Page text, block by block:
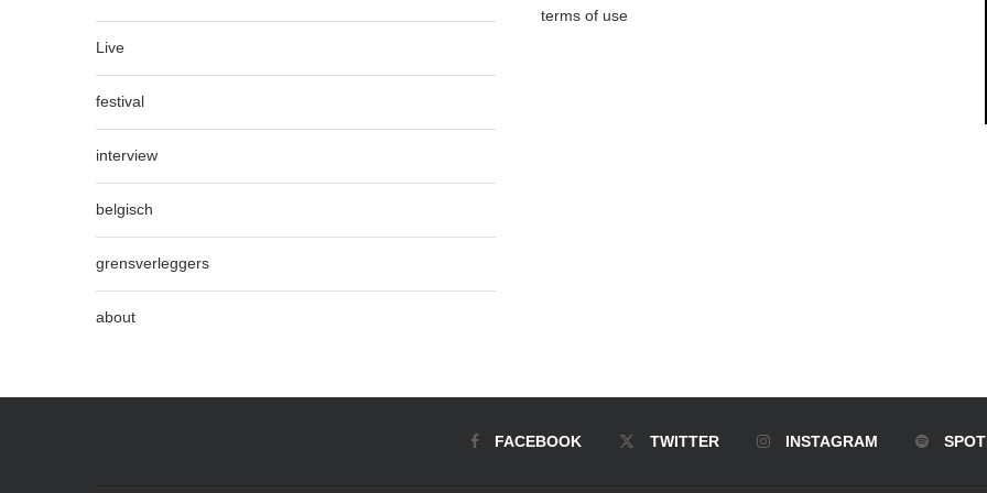
Live
festival
interview
belgisch
grensverleggers
about
terms of use
FACEBOOK TWITTER INSTAGRAM